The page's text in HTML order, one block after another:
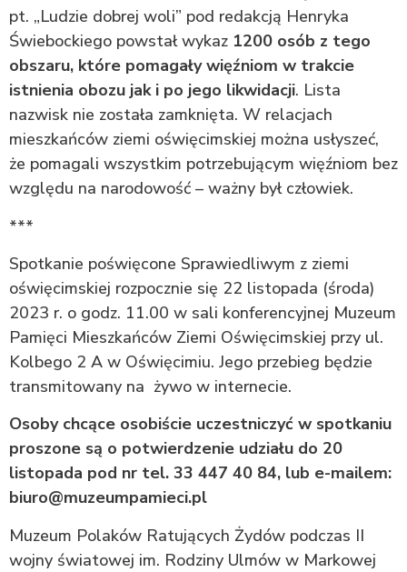
pt. „Ludzie dobrej woli” pod redakcją Henryka
Świebockiego powstał wykaz 1200 osób z tego
obszaru, które pomagały więźniom w trakcie
istnienia obozu jak i po jego likwidacji. Lista
nazwisk nie została zamknięta. W relacjach
mieszkańców ziemi oświęcimskiej można usłyszeć,
że pomagali wszystkim potrzebującym więźniom bez
względu na narodowość – ważny był człowiek.
***
Spotkanie poświęcone Sprawiedliwym z ziemi
oświęcimskiej rozpocznie się 22 listopada (środa)
2023 r. o godz. 11.00 w sali konferencyjnej Muzeum
Pamięci Mieszkańców Ziemi Oświęcimskiej przy ul.
Kolbego 2 A w Oświęcimiu. Jego przebieg będzie
transmitowany na żywo w internecie.
Osoby chcące osobiście uczestniczyć w spotkaniu
proszone są o potwierdzenie udziału do 20
listopada pod nr tel. 33 447 40 84, lub e-mailem:
biuro@muzeumpamieci.pl
Muzeum Polaków Ratujących Żydów podczas II
wojny światowej im. Rodziny Ulmów w Markowej